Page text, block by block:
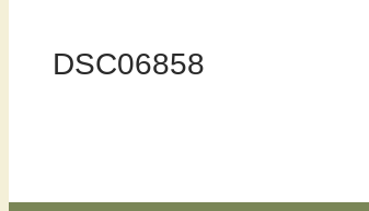
DSC06858